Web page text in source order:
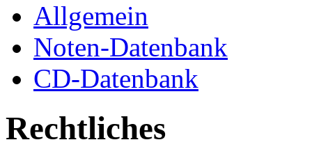
Allgemein
Noten-Datenbank
CD-Datenbank
Rechtliches